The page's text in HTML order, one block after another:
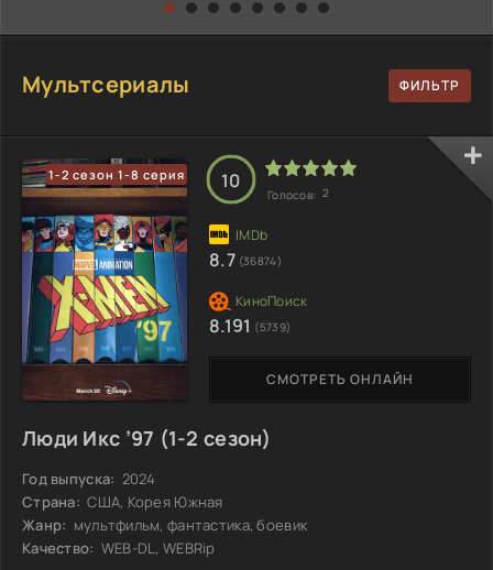
Мультсериалы
1-2 сезон 1-8 серия
Люди Икс ’97 (1-2 сезон)
Год выпуска: 2024
Страна: США, Корея Южная
Жанр: мультфильм, фантастика, боевик
Качество: WEB-DL, WEBRip
СМОТРЕТЬ ОНЛАЙН
10
Голосов: 2
8.7 (36874)
8.191 (5739)